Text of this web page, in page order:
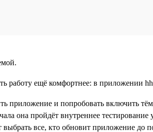
приложение и попробовать включить
она пройдёт внутреннее
все, кто обновит приложение до